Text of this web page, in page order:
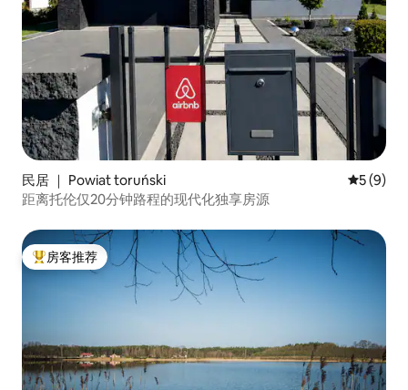
民居 ｜ Powiat toruński 平均评分
5 (9)
距离托伦仅20分钟路程的现代化独享房源
热门「房客推荐」
房客推荐